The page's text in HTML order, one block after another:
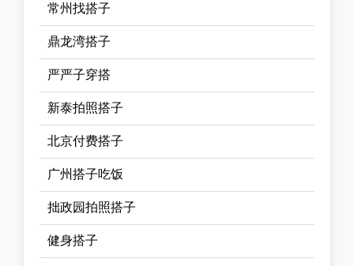
常州找搭子
鼎龙湾搭子
严严子穿搭
新泰拍照搭子
北京付费搭子
广州搭子吃饭
拙政园拍照搭子
健身搭子